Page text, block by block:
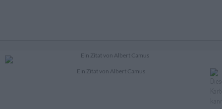
Ein Zitat von Albert Camus